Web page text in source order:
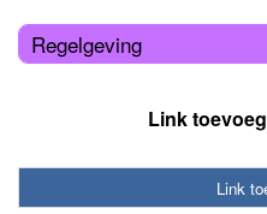
Regelgeving
Link
Link